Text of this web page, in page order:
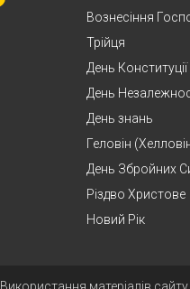
Вознесіння
Трійця
День Конституції
День
День знань
Геловін
День Збройних
Різдво Христове
Новий Рік